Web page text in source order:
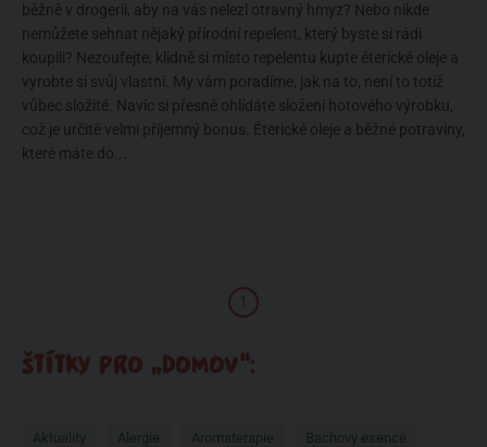
běžně v drogerii, aby na vás nelezl otravný hmyz? Nebo nikde
nemůžete sehnat nějaký přírodní repelent, který byste si rádi
koupili? Nezoufejte, klidně si místo repelentu kupte éterické oleje a
vyrobte si svůj vlastní. My vám poradíme, jak na to, není to totiž
vůbec složité. Navíc si přesně ohlídáte složení hotového výrobku,
což je určitě velmi příjemný bonus. Éterické oleje a běžné potraviny,
které máte do...
1
ŠTÍTKY PRO „DOMOV“:
Aktuality Alergie Aromaterapie Bachovy esence